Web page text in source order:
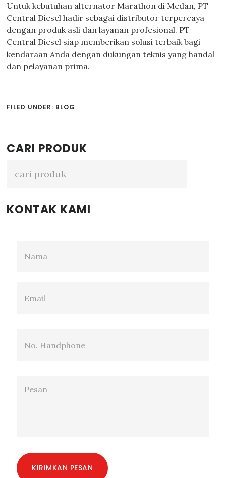
Untuk kebutuhan alternator Marathon di Medan, PT
Central Diesel hadir sebagai distributor terpercaya
dengan produk asli dan layanan profesional. PT
Central Diesel siap memberikan solusi terbaik bagi
kendaraan Anda dengan dukungan teknis yang handal
dan pelayanan prima.
FILED UNDER: BLOG
Primary
Sidebar
CARI PRODUK
KONTAK KAMI
KIRIMKAN PESAN